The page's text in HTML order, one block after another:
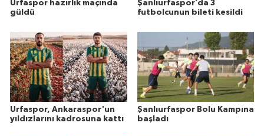
Urfaspor hazırlık maçında
güldü
Şanlıurfaspor’da 3
futbolcunun bileti kesildi
Urfaspor, Ankaraspor'un
yıldızlarını kadrosuna kattı
Şanlıurfaspor Bolu Kampına
başladı